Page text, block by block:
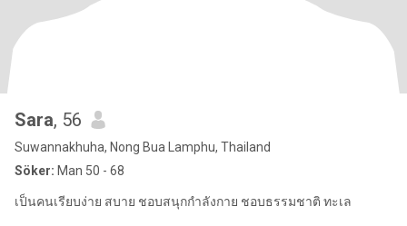
Sara, 56
Suwannakhuha, Nong Bua Lamphu, Thailand
Söker: Man 50 - 68
เป็นคนเรียบง่าย สบาย ชอบสนุกกำลังกาย ชอบธรรมชาติ ทะเล